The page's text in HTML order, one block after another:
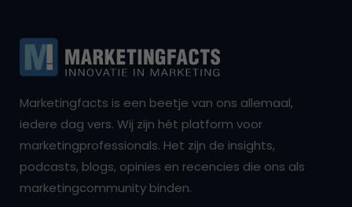
Marketingfacts is een beetje van ons allemaal,
iedere dag vers. Wij zijn hét platform voor
marketingprofessionals. Het zijn de insights,
podcasts, blogs, opinies en recencies die ons als
marketingcommunity binden.